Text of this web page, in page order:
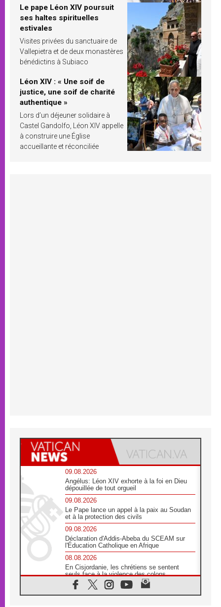
Le pape Léon XIV poursuit
ses haltes spirituelles
estivales
Visites privées du sanctuaire de
Vallepietra et de deux monastères
bénédictins à Subiaco
Léon XIV : « Une soif de
justice, une soif de charité
authentique »
Lors d’un déjeuner solidaire à
Castel Gandolfo, Léon XIV appelle
à construire une Église
accueillante et réconciliée
09.08.2026
Angélus: Léon XIV exhorte à la foi en Dieu
dépouillée de tout orgueil
09.08.2026
Le Pape lance un appel à la paix au Soudan
et à la protection des civils
09.08.2026
Déclaration d'Addis-Abeba du SCEAM sur
l'Éducation Catholique en Afrique
08.08.2026
En Cisjordanie, les chrétiens se sentent
seuls face à la violence des colons
08.08.2026
Léon XIV au sanctuaire de Notre Dame du